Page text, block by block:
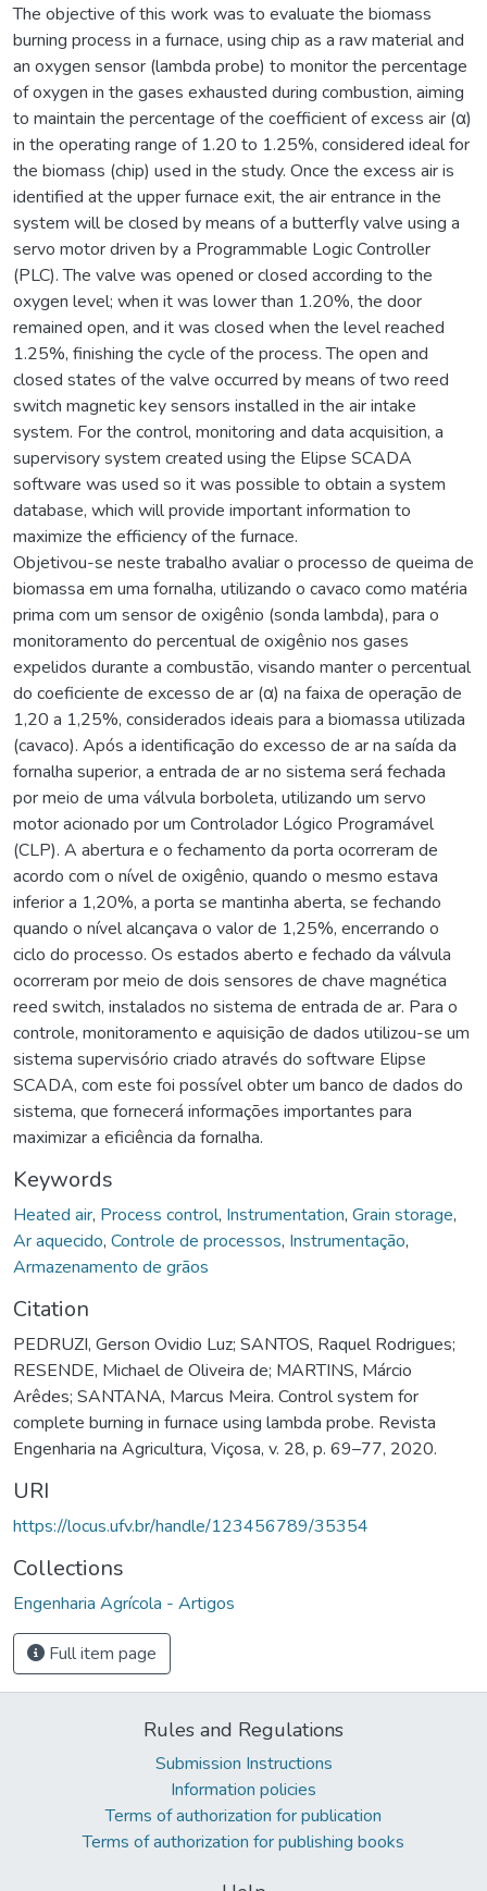
The objective of this work was to evaluate the biomass
burning process in a furnace, using chip as a raw material and
an oxygen sensor (lambda probe) to monitor the percentage
of oxygen in the gases exhausted during combustion, aiming
to maintain the percentage of the coefficient of excess air (α)
in the operating range of 1.20 to 1.25%, considered ideal for
the biomass (chip) used in the study. Once the excess air is
identified at the upper furnace exit, the air entrance in the
system will be closed by means of a butterfly valve using a
servo motor driven by a Programmable Logic Controller
(PLC). The valve was opened or closed according to the
oxygen level; when it was lower than 1.20%, the door
remained open, and it was closed when the level reached
1.25%, finishing the cycle of the process. The open and
closed states of the valve occurred by means of two reed
switch magnetic key sensors installed in the air intake
system. For the control, monitoring and data acquisition, a
supervisory system created using the Elipse SCADA
software was used so it was possible to obtain a system
database, which will provide important information to
maximize the efficiency of the furnace.
Objetivou-se neste trabalho avaliar o processo de queima de
biomassa em uma fornalha, utilizando o cavaco como matéria
prima com um sensor de oxigênio (sonda lambda), para o
monitoramento do percentual de oxigênio nos gases
expelidos durante a combustão, visando manter o percentual
do coeficiente de excesso de ar (α) na faixa de operação de
1,20 a 1,25%, considerados ideais para a biomassa utilizada
(cavaco). Após a identificação do excesso de ar na saída da
fornalha superior, a entrada de ar no sistema será fechada
por meio de uma válvula borboleta, utilizando um servo
motor acionado por um Controlador Lógico Programável
(CLP). A abertura e o fechamento da porta ocorreram de
acordo com o nível de oxigênio, quando o mesmo estava
inferior a 1,20%, a porta se mantinha aberta, se fechando
quando o nível alcançava o valor de 1,25%, encerrando o
ciclo do processo. Os estados aberto e fechado da válvula
ocorreram por meio de dois sensores de chave magnética
reed switch, instalados no sistema de entrada de ar. Para o
controle, monitoramento e aquisição de dados utilizou-se um
sistema supervisório criado através do software Elipse
SCADA, com este foi possível obter um banco de dados do
sistema, que fornecerá informações importantes para
maximizar a eficiência da fornalha.
Keywords
Heated air, Process control, Instrumentation, Grain storage,
Ar aquecido, Controle de processos, Instrumentação,
Armazenamento de grãos
Citation
PEDRUZI, Gerson Ovidio Luz; SANTOS, Raquel Rodrigues;
RESENDE, Michael de Oliveira de; MARTINS, Márcio
Arêdes; SANTANA, Marcus Meira. Control system for
complete burning in furnace using lambda probe. Revista
Engenharia na Agricultura, Viçosa, v. 28, p. 69–77, 2020.
URI
https://locus.ufv.br/handle/123456789/35354
Collections
Engenharia Agrícola - Artigos
Full item page
Rules and Regulations
Submission Instructions
Information policies
Terms of authorization for publication
Terms of authorization for publishing books